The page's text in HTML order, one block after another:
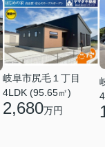
岐阜市尻毛１丁目
4LDK (95.65㎡)
2,680万円